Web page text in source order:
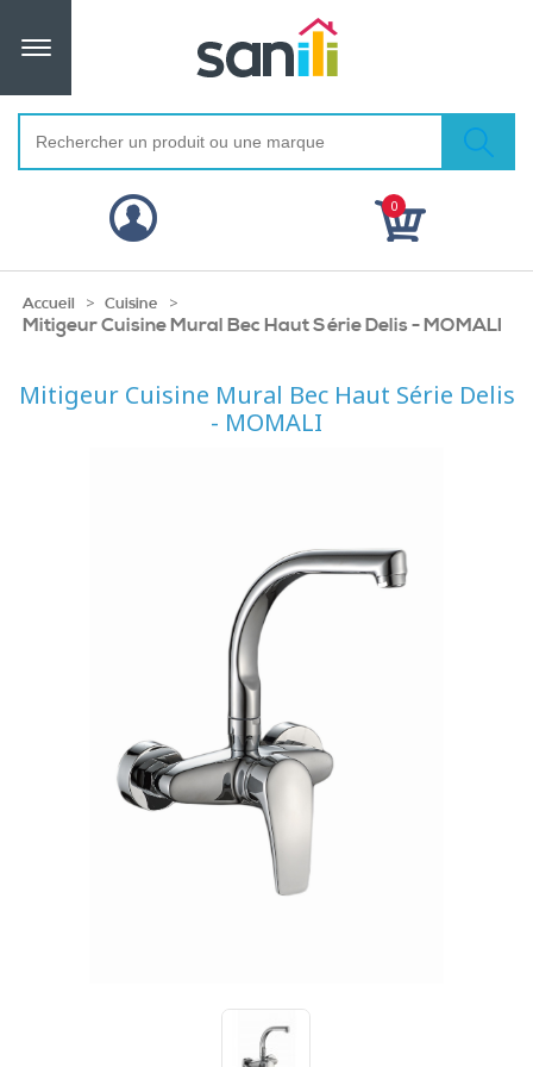
0
Accueil > Cuisine >
Mitigeur Cuisine Mural Bec Haut Série Delis - MOMALI
Mitigeur Cuisine Mural Bec Haut Série Delis
- MOMALI